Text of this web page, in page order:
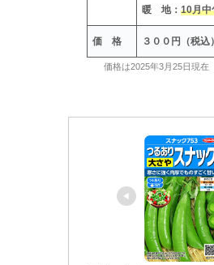
暖 地： 10月中
価 格 ３００円（税込）
価格は2025年3月25日現在